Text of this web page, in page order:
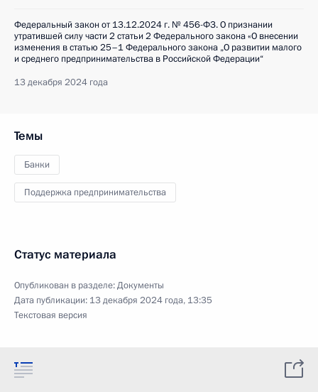
Федеральный закон от 13.12.2024 г. № 456-ФЗ. О признании
утратившей силу части 2 статьи 2 Федерального закона «О внесении
изменения в статью 25–1 Федерального закона „О развитии малого
и среднего предпринимательства в Российской Федерации“
13 декабря 2024 года
Темы
Банки
Поддержка предпринимательства
Статус материала
Опубликован в разделе:Документы
Дата публикации: 13 декабря 2024 года, 13:35
Текстовая версия